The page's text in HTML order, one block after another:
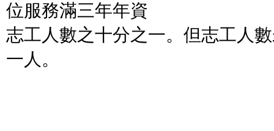
位服務滿三年年資
志工人數之十分之一。但志工人
一人。